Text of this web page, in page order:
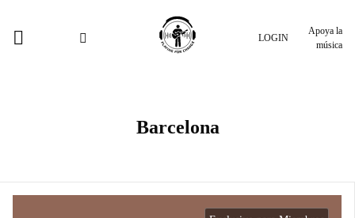
LOGIN
Apoya la
música
Barcelona